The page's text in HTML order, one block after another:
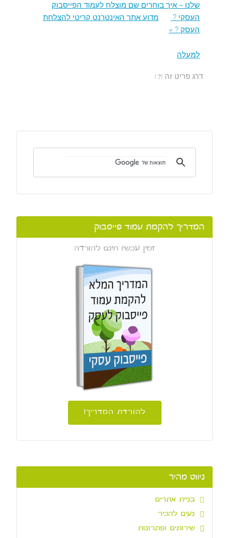
שלנו – איך בוחרים שם מוצלח לעמוד הפייסבוק
העסקי ?
מדוע אתר האינטרנט קריטי להצלחת
העסק ? »
למעלה
דרג פריט זה (7 )
המדריך להקמת עמוד פייסבוק
זמין עכשיו חינם להורדה
להורדת המדריך!
ניווט מהיר
בניית אתרים
נעים להכיר
שירותים ופתרונות